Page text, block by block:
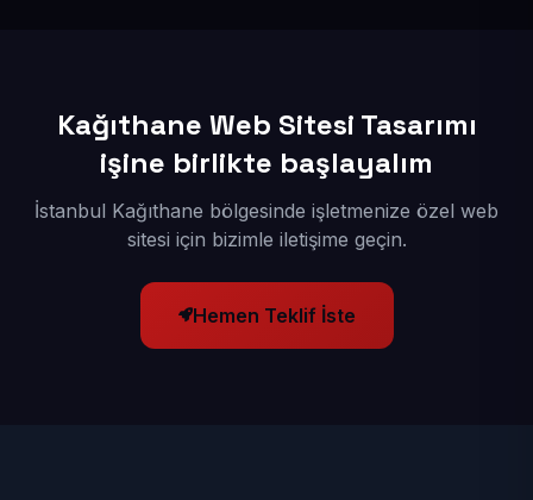
Kağıthane Web Sitesi Tasarımı
işine birlikte başlayalım
İstanbul Kağıthane bölgesinde işletmenize özel web
sitesi için bizimle iletişime geçin.
Hemen Teklif İste